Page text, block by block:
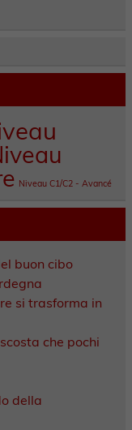
Niveau C1/C2 - Avancé
buon cibo
si trasforma in
che pochi
della